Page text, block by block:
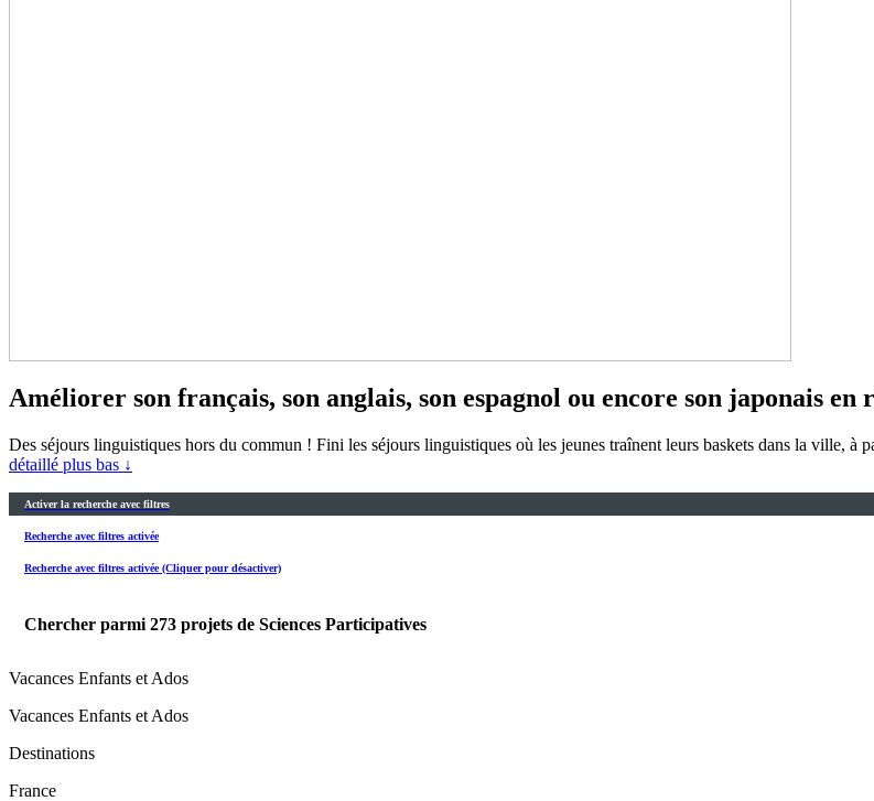
Améliorer son français, son anglais, son espagnol ou encore son japonais
Des séjours linguistiques hors du commun ! Fini les séjours linguistiques où les jeunes traînent leurs baskets dans la ville, à
détaillé plus bas ↓
Activer la recherche avec filtres
Recherche avec filtres activée
Recherche avec filtres activée (Cliquer pour désactiver)
Chercher parmi 273 projets de Sciences Participatives
Vacances Enfants et Ados
Vacances Enfants et Ados
Destinations
France